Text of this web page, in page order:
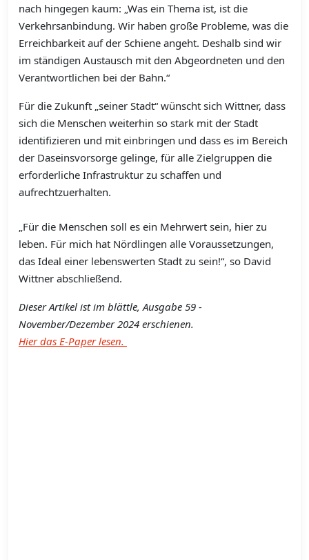
nach hingegen kaum: „Was ein Thema ist, ist die
Verkehrsanbindung. Wir haben große Probleme, was die
Erreichbarkeit auf der Schiene angeht. Deshalb sind wir
im ständigen Austausch mit den Abgeordneten und den
Verantwortlichen bei der Bahn.“
Für die Zukunft „seiner Stadt“ wünscht sich Wittner, dass
sich die Menschen weiterhin so stark mit der Stadt
identifizieren und mit einbringen und dass es im Bereich
der Daseinsvorsorge gelinge, für alle Zielgruppen die
erforderliche Infrastruktur zu schaffen und
aufrechtzuerhalten.
„Für die Menschen soll es ein Mehrwert sein, hier zu
leben. Für mich hat Nördlingen alle Voraussetzungen,
das Ideal einer lebenswerten Stadt zu sein!“, so David
Wittner abschließend.
Dieser Artikel ist im blättle, Ausgabe 59 -
November/Dezember 2024 erschienen.
Hier das E-Paper lesen.